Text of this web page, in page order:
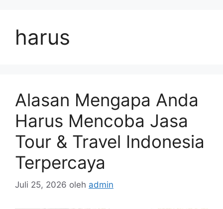
harus
Alasan Mengapa Anda
Harus Mencoba Jasa
Tour & Travel Indonesia
Terpercaya
Juli 25, 2026 oleh admin